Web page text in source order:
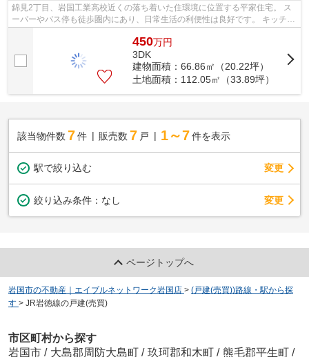
錦見2丁目、岩国工業高校近くの落ち着いた住環境に位置する平家住宅。 ス
ーパーやバス停も徒歩圏内にあり、日常生活の利便性は良好です。 キッチ
ン・浴室・脱衣所・洗面所などの水回り...
450万円
3DK
建物面積：66.86㎡（20.22坪）
土地面積：112.05㎡（33.89坪）
該当物件数 7件 販売数 7 戸 1～7 件を表示
駅で絞り込む 変更
絞り込み条件： なし 変更
ページトップへ
岩国市の不動産｜エイブルネットワーク岩国店 > (戸建(売買))路線・駅から探
す > JR岩徳線の戸建(売買)
市区町村から探す
岩国市 / 大島郡周防大島町 / 玖珂郡和木町 / 熊毛郡平生町 /